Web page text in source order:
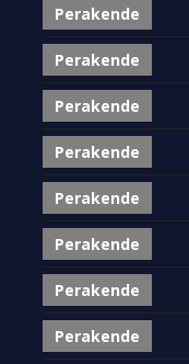
Perakende
Perakende
Perakende
Perakende
Perakende
Perakende
Perakende
Perakende